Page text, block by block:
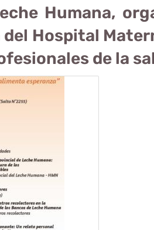
Humana,
del Hospital
de la